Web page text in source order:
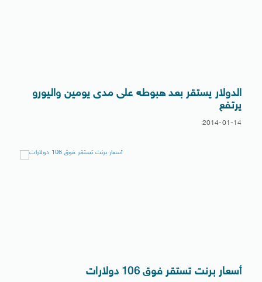
الدولار يستقر بعد هبوطه على مدى يومين واليورو
يرتفع
2014-01-14
أسعار برنت تستقر فوق 106 دولارات